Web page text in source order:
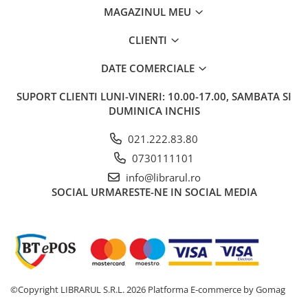
Ghiduri de calatorie, harti
Ghiduri de calatorie
Animale de companie
Carti de colorat pentru adulti
Cursuri universitare
Istorie
Al Doilea Razboi Mondial
MAGAZINUL MEU
CLIENTI
DATE COMERCIALE
SUPORT CLIENTI LUNI-VINERI: 10.00-17.00, SAMBATA SI
DUMINICA INCHIS
021.222.83.80
0730111101
info@librarul.ro
SOCIAL URMARESTE-NE IN SOCIAL MEDIA
©Copyright LIBRARUL S.R.L. 2026 Platforma E-commerce by Gomag